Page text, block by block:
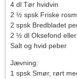
4 dl Tør hvidvin
2 ½ spsk Friske
2 spsk Bredbladet
2 ½ dl Oksefond
Salt og hvid peber
Jævning:
1 spsk Smør, rørt